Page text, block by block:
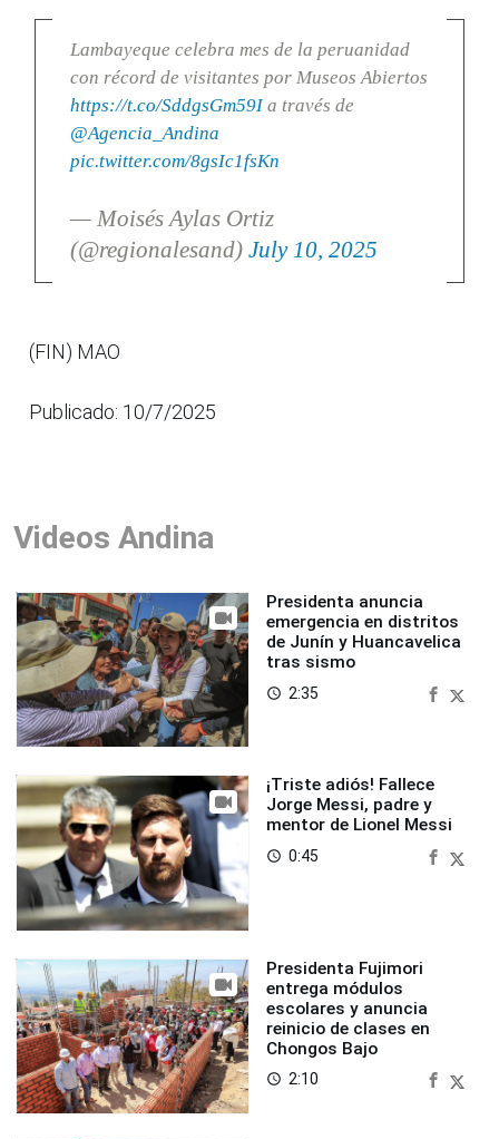
Lambayeque celebra mes de la peruanidad
con récord de visitantes por Museos Abiertos
https://t.co/SddgsGm59Ia través de
@Agencia_Andina
pic.twitter.com/8gsIc1fsKn
— Moisés Aylas Ortiz
(@regionalesand) July 10, 2025
(FIN) MAO
Publicado: 10/7/2025
Videos Andina
Presidenta anuncia
emergencia en distritos
de Junín y Huancavelica
tras sismo
access_time 2:35
¡Triste adiós! Fallece
Jorge Messi, padre y
mentor de Lionel Messi
access_time 0:45
Presidenta Fujimori
entrega módulos
escolares y anuncia
reinicio de clases en
Chongos Bajo
access_time 2:10